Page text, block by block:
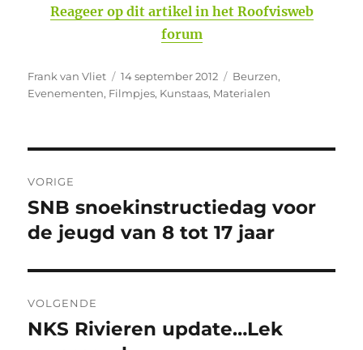
Reageer op dit artikel in het Roofvisweb
forum
Auteur
Frank van Vliet
Geplaatst
op
14 september 2012 Categorieën
Beurzen,
Evenementen, Filmpjes, Kunstaas, Materialen
navigatie
VORIGE
Vorig
bericht:
SNB snoekinstructiedag voor
de jeugd van 8 tot 17 jaar
VOLGENDE
Volgend
NKS Rivieren update…Lek